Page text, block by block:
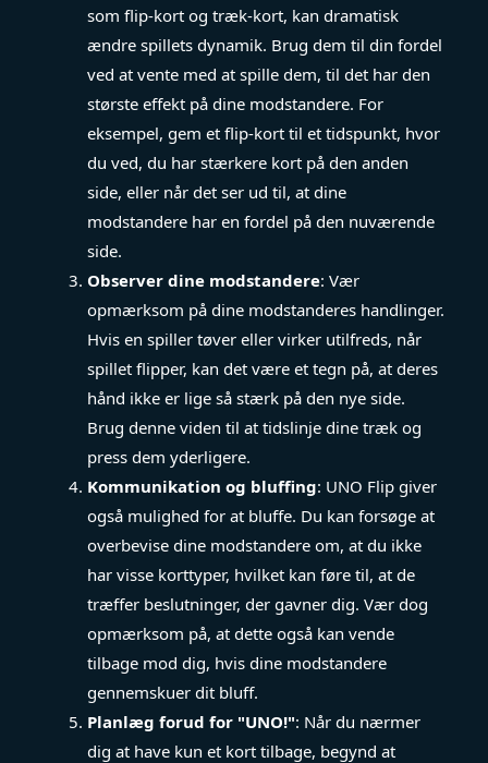
som flip-kort og træk-kort, kan dramatisk
ændre spillets dynamik. Brug dem til din fordel
ved at vente med at spille dem, til det har den
største effekt på dine modstandere. For
eksempel, gem et flip-kort til et tidspunkt, hvor
du ved, du har stærkere kort på den anden
side, eller når det ser ud til, at dine
modstandere har en fordel på den nuværende
side.
Observer dine modstandere: Vær
opmærksom på dine modstanderes handlinger.
Hvis en spiller tøver eller virker utilfreds, når
spillet flipper, kan det være et tegn på, at deres
hånd ikke er lige så stærk på den nye side.
Brug denne viden til at tidslinje dine træk og
press dem yderligere.
Kommunikation og bluffing: UNO Flip giver
også mulighed for at bluffe. Du kan forsøge at
overbevise dine modstandere om, at du ikke
har visse korttyper, hvilket kan føre til, at de
træffer beslutninger, der gavner dig. Vær dog
opmærksom på, at dette også kan vende
tilbage mod dig, hvis dine modstandere
gennemskuer dit bluff.
Planlæg forud for "UNO!": Når du nærmer
dig at have kun et kort tilbage, begynd at